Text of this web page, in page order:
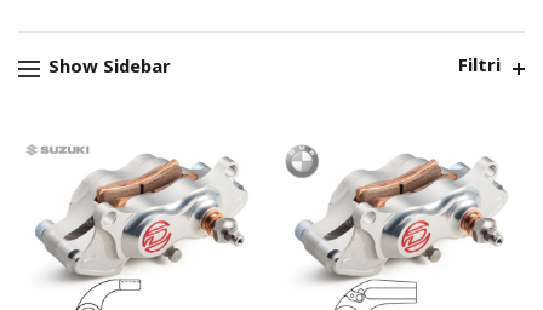
Show Sidebar Filtri